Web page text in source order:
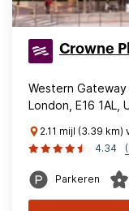
Crowne
Western Gateway
London, E16 1AL,
2.11 mijl (3.39
4.34
Parkeren